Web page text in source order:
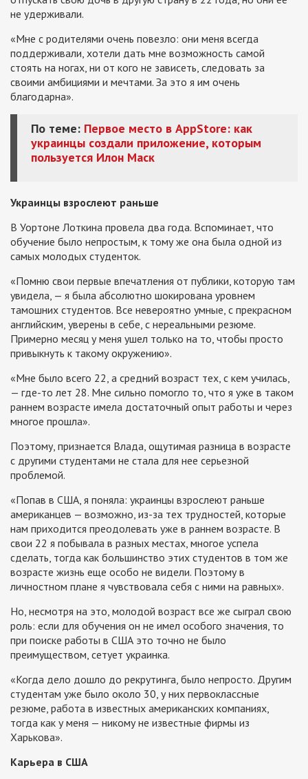
не удерживали.
«Мне с родителями очень повезло: они меня всегда
поддерживали, хотели дать мне возможность самой
стоять на ногах, ни от кого не зависеть, следовать за
своими амбициями и мечтами. За это я им очень
благодарна».
По теме: Первое место в AppStore: как
украинцы создали приложение, которым
пользуется Илон Маск
Украинцы взрослеют раньше
В Уортоне Лоткина провела два года. Вспоминает, что
обучение было непростым, к тому же она ​​была одной из
самых молодых студенток.
«Помню свои первые впечатления от публики, которую там
увидела, — я была абсолютно шокирована уровнем
тамошних студентов. Все невероятно умные, с прекрасном
английским, уверены в себе, с нереальными резюме.
Примерно месяц у меня ушел только на то, чтобы просто
привыкнуть к такому окружению».
«Мне было всего 22, а средний возраст тех, с кем училась,
— где-то лет 28. Мне сильно помогло то, что я уже в таком
раннем возрасте имела достаточный опыт работы и через
многое прошла».
Поэтому, признается Влада, ощутимая разница в возрасте
с другими студентами не стала для нее серьезной
проблемой.
«Попав в США, я поняла: украинцы взрослеют раньше
американцев — возможно, из-за тех трудностей, которые
нам приходится преодолевать уже в раннем возрасте. В
свои 22 я побывала в разных местах, многое успела
сделать, тогда как большинство этих студентов в том же
возрасте жизнь еще особо не видели. Поэтому в
личностном плане я чувствовала себя с ними на равных».
Но, несмотря на это, молодой возраст все же сыграл свою
роль: если для обучения он не имел особого значения, то
при поиске работы в США это точно не было
преимуществом, сетует украинка.
«Когда дело дошло до рекрутинга, было непросто. Другим
студентам уже было около 30, у них первоклассные
резюме, работа в известных американских компаниях,
тогда как у меня — никому не известные фирмы из
Харькова».
Карьера в США